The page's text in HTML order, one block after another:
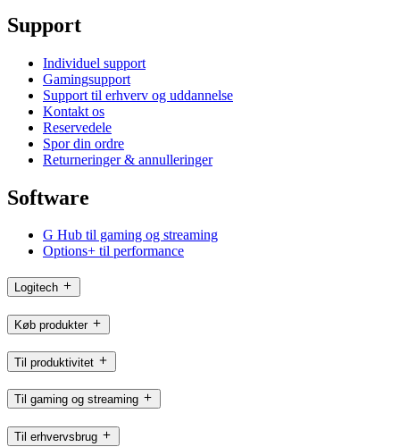
Support
Individuel support
Gamingsupport
Support til erhverv og uddannelse
Kontakt os
Reservedele
Spor din ordre
Returneringer & annulleringer
Software
G Hub til gaming og streaming
Options+ til performance
Logitech
Køb produkter
Til produktivitet
Til gaming og streaming
Til erhvervsbrug